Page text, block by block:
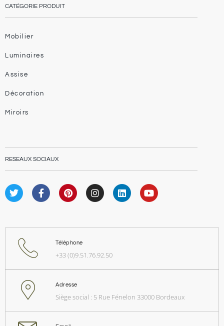
CATÉGORIE PRODUIT
Mobilier
Luminaires
Assise
Décoration
Miroirs
RESEAUX SOCIAUX
Téléphone
+33 (0)9.51.76.92.50
Adresse
Siège social : 5 Rue Fénelon 33000 Bordeaux